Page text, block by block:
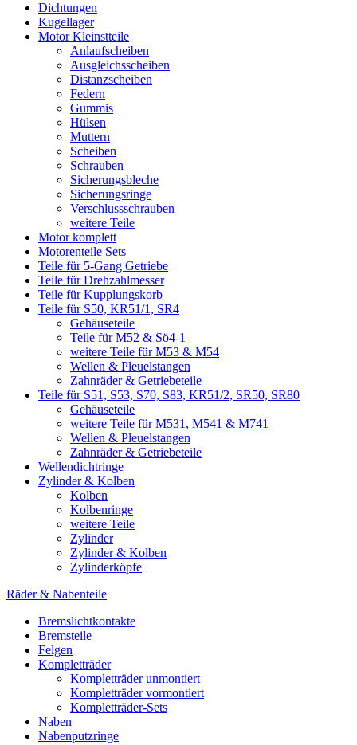
Dichtungen
Kugellager
Motor Kleinstteile
Anlaufscheiben
Ausgleichsscheiben
Distanzscheiben
Federn
Gummis
Hülsen
Muttern
Scheiben
Schrauben
Sicherungsbleche
Sicherungsringe
Verschlussschrauben
weitere Teile
Motor komplett
Motorenteile Sets
Teile für 5-Gang Getriebe
Teile für Drehzahlmesser
Teile für Kupplungskorb
Teile für S50, KR51/1, SR4
Gehäuseteile
Teile für M52 & Sö4-1
weitere Teile für M53 & M54
Wellen & Pleuelstangen
Zahnräder & Getriebeteile
Teile für S51, S53, S70, S83, KR51/2, SR50, SR80
Gehäuseteile
weitere Teile für M531, M541 & M741
Wellen & Pleuelstangen
Zahnräder & Getriebeteile
Wellendichtringe
Zylinder & Kolben
Kolben
Kolbenringe
weitere Teile
Zylinder
Zylinder & Kolben
Zylinderköpfe
Räder & Nabenteile
Bremslichtkontakte
Bremsteile
Felgen
Kompletträder
Kompletträder unmontiert
Kompletträder vormontiert
Kompletträder-Sets
Naben
Nabenputzringe